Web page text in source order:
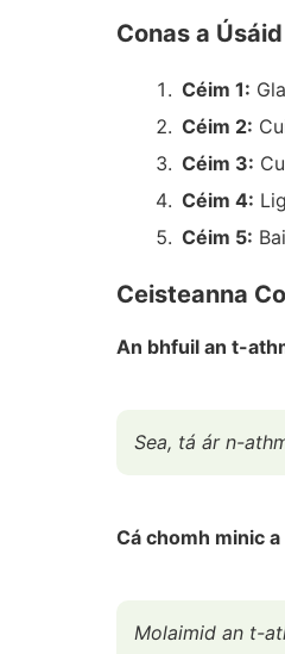
Conas a
Céim 1:
Céim 2:
Céim 3:
Céim 4:
Céim 5:
Ceisteanna
An bhfuil an t-
Sea, tá ár n-
Cá chomh minic
Molaimid an t-